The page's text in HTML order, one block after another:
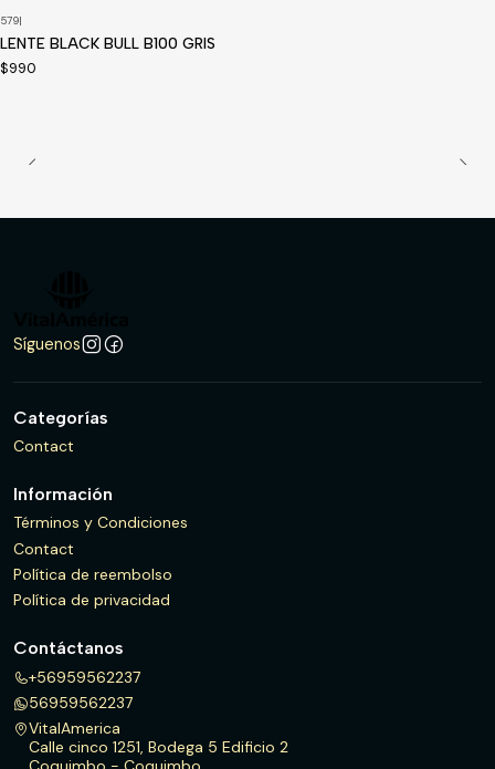
579|
LENTE BLACK BULL B100 GRIS
$990
Síguenos
Categorías
Contact
Información
Términos y Condiciones
Contact
Política de reembolso
Política de privacidad
Contáctanos
+56959562237
56959562237
VitalAmerica
Calle cinco 1251, Bodega 5 Edificio 2